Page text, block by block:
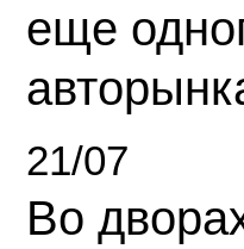
еще
21/07
Во